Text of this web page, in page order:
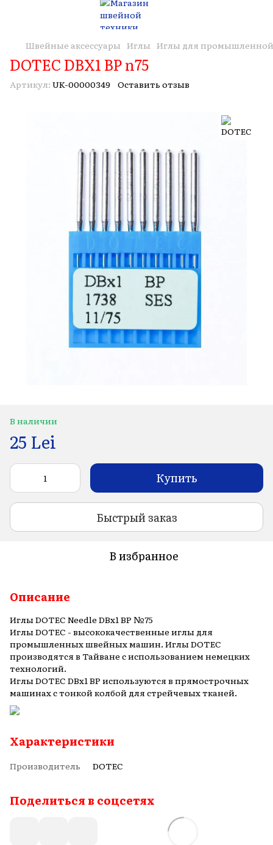
Швейные аксессуары Иглы Иглы для
DOTEC DBX1 BP n75
Артикул: UK-00000349 Оставить отзыв
В наличии
25 Lei
Купить
Быстрый заказ
В избранное
Описание
Иглы DOTEC Needle DBx1 BP №75
Иглы DOTEC - высококачественные иглы для
промышленных швейных машин. Иглы DOTEC
производятся в Тайване с использованием немецких
технологий.
Иглы DOTEC DBx1 BP используются в прямострочных
машинах с тонкой колбой для стрейчевых тканей.
Характеристики
Производитель DOTEC
Поделиться в соцсетях